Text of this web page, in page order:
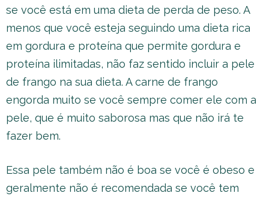
se você está em uma dieta de perda de peso. A
menos que você esteja seguindo uma dieta rica
em gordura e proteína que permite gordura e
proteína ilimitadas, não faz sentido incluir a pele
de frango na sua dieta. A carne de frango
engorda muito se você sempre comer ele com a
pele, que é muito saborosa mas que não irá te
fazer bem.
Essa pele também não é boa se você é obeso e
geralmente não é recomendada se você tem